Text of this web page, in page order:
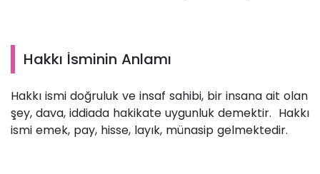
Hakkı İsminin Anlamı
Hakkı ismi doğruluk ve insaf sahibi, bir insana ait olan
şey, dava, iddiada hakikate uygunluk demektir. Hakkı
ismi emek, pay, hisse, layık, münasip gelmektedir.